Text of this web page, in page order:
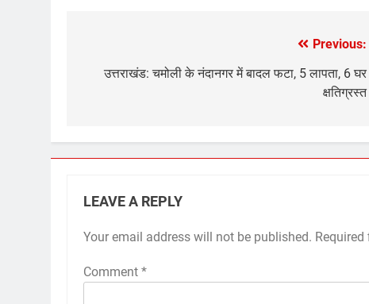
navigation
Previous:
उत्तराखंड: चमोली के नंदानगर में बादल फटा, 5 लापता, 6 घर
क्षतिग्रस्त
LEAVE A REPLY
Your email address will not be published. Required
Comment *